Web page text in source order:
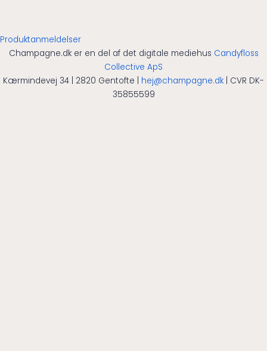
Produktanmeldelser
Champagne.dk er en del af det digitale mediehus Candyfloss
Collective ApS
Kærmindevej 34 | 2820 Gentofte | hej@champagne.dk | CVR DK-
35855599